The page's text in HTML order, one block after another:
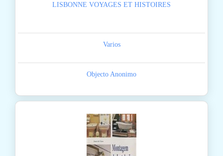
LISBONNE VOYAGES ET HISTOIRES
Varios
Objecto Anonimo